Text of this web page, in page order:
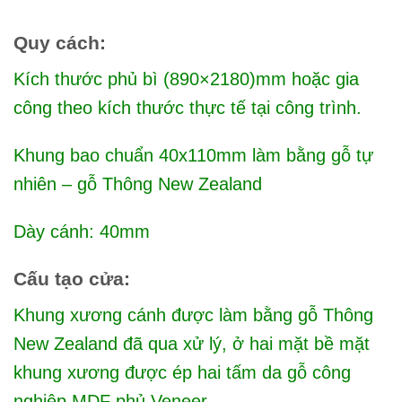
Quy cách:
Kích thước phủ bì (890×2180)mm hoặc gia
công theo kích thước thực tế tại công trình.
Khung bao chuẩn 40x110mm làm bằng gỗ tự
nhiên – gỗ Thông New Zealand
Dày cánh: 40mm
Cấu tạo cửa:
Khung xương cánh được làm bằng gỗ Thông
New Zealand đã qua xử lý, ở hai mặt bề mặt
khung xương được ép hai tấm da gỗ công